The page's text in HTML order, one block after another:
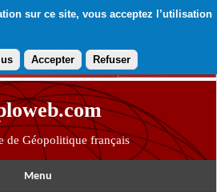
sur ce site, vous acceptez l’utilisation
Accepter Refuser
de Géopolitique français
Menu